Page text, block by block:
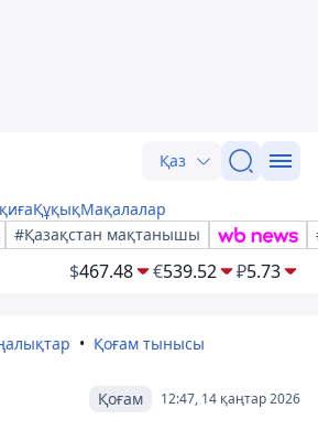
Қаз
ҚұқықМақалалар
#Қазақстан мақтанышы
$467.48 €539.52 ₽5.73
Қоғам тынысы
12:47, 14 қаңтар 2026
Қоғам